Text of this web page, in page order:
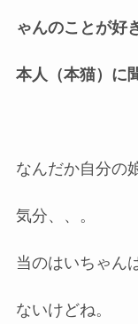
ゃんのことが好
本人（本猫）に
なんだか自分の
気分、、。
当のはいちゃん
ないけどね。